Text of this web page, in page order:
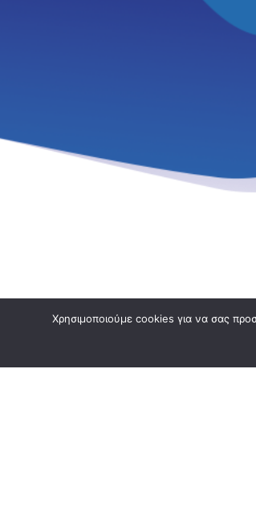
Χρησιμοποιούμε cookies για να σας